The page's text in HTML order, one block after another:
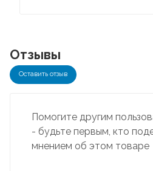
Отзывы
Оставить отзыв
Помогите другим
- будьте первым, кто
мнением об этом товаре